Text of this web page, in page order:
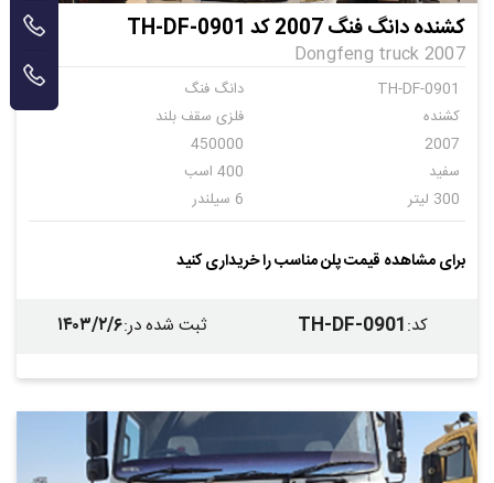
کشنده دانگ فنگ 2007 کد TH-DF-0901
Dongfeng truck 2007
TH-DF-0901
دانگ فنگ
کشنده
فلزی سقف بلند
2007
450000
سفید
400 اسب
300 لیتر
6 سیلندر
برای مشاهده قیمت پلن مناسب را خریداری کنید
کد:
TH-DF-0901 ثبت شده در:۱۴۰۳/۲/۶